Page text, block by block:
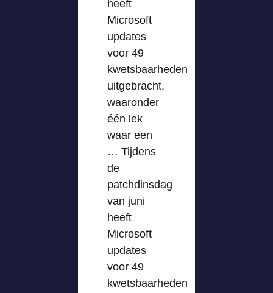
heeft
Microsoft
updates
voor 49
kwetsbaarheden
uitgebracht,
waaronder
één lek
waar een
… Tijdens
de
patchdinsdag
van juni
heeft
Microsoft
updates
voor 49
kwetsbaarheden